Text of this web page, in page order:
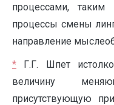
процессами,
процессы смены
направление
* Г.Г. Шпет
величину
присутствующую